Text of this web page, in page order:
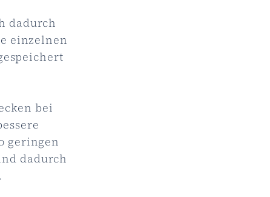
dadurch
einzelnen
bei
geringen
dadurch